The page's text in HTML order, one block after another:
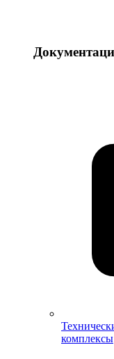
комплексы